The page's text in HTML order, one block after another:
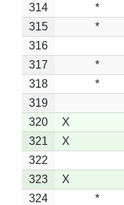
314
*
315
*
316
317
*
318
*
319
320
X
321
X
322
323
X
324
*